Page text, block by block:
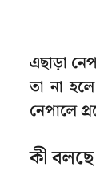
এছাড়া
তা না
নেপালে
কী